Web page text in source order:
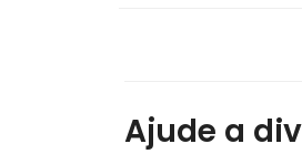
Ajude a